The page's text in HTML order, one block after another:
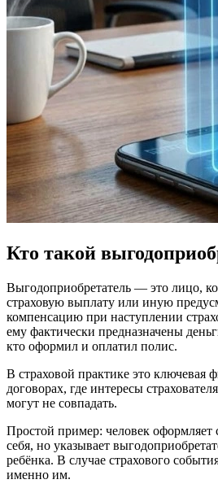
Кто такой
Выгодоприобретатель — это лицо,
страховую выплату или иную
компенсацию при наступлении
ему фактически предназначены
кто оформил и оплатил полис.
В страховой практике это ключевая
договорах, где интересы
могут не совпадать.
Простой пример: человек оформляет
себя, но указывает
ребёнка. В случае страхового
именно им.